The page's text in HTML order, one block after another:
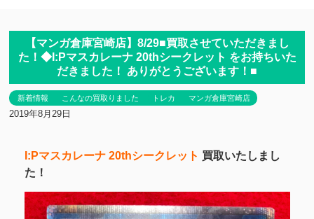
【マンガ倉庫宮崎店】8/29■買取させていただきまし
た！◆I:Pマスカレーナ 20thシークレット をお持ちいた
だきました！ ありがとうございます！■
新着情報 こんなの買取りました トレカ マンガ倉庫宮崎店
2019年8月29日
I:Pマスカレーナ 20thシークレット 買取いたしまし
た！